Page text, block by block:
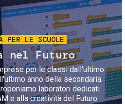
PER LE SCUOLE
nel Futuro
per le classi dall'ultimo
anno della secondaria.
laboratori dedicati
e alla creatività del Futuro.